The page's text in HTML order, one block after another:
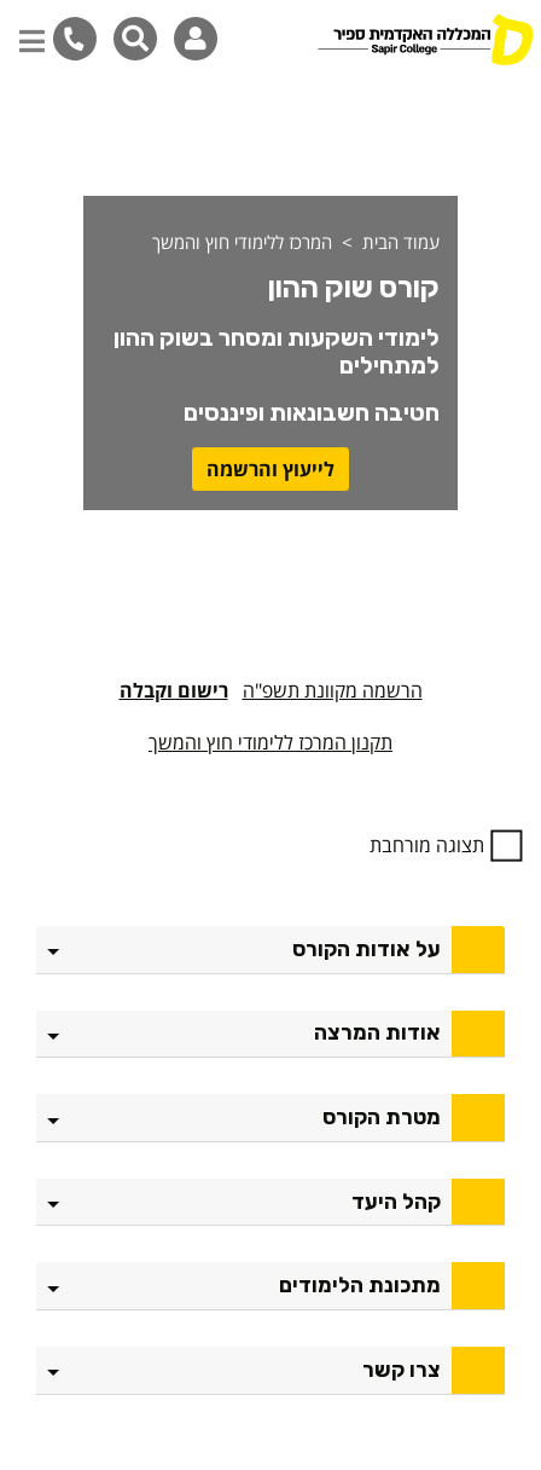
עמוד הבית המרכז ללימודי חוץ והמשך
קורס שוק ההון
לימודי השקעות ומסחר בשוק ההון
למתחילים
חטיבה חשבונאות ופיננסים
לייעוץ והרשמה
הרשמה מקוונת תשפ"ה
רישום וקבלה
תקנון המרכז ללימודי חוץ והמשך
תצוגה מורחבת
על אודות הקורס
אודות המרצה
מטרת הקורס
קהל היעד
מתכונת הלימודים
צרו קשר